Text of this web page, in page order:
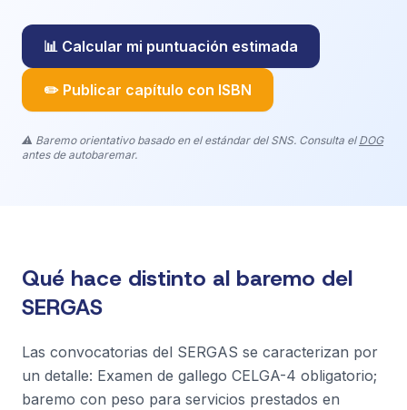
📊 Calcular mi puntuación estimada
✏️ Publicar capítulo con ISBN
⚠️ Baremo orientativo basado en el estándar del SNS. Consulta el DOG
antes de autobaremar.
Qué hace distinto al baremo del
SERGAS
Las convocatorias del SERGAS se caracterizan por
un detalle: Examen de gallego CELGA-4 obligatorio;
baremo con peso para servicios prestados en